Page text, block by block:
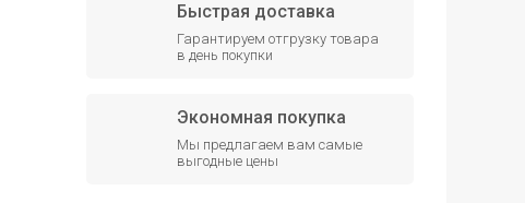
Быстрая доставка
Гарантируем отгрузку товара
в день покупки
Экономная покупка
Мы предлагаем вам самые
выгодные цены